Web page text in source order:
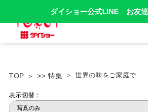
ダイショー公式LINE お友
TOP >> 特集 世界の味をご家庭で
表示切替：